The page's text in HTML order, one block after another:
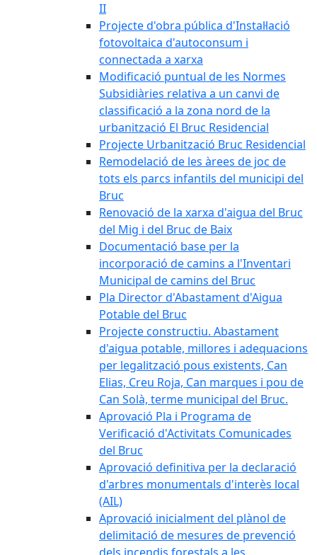
II
Projecte d'obra pública d'Instal·lació
fotovoltaica d'autoconsum i
connectada a xarxa
Modificació puntual de les Normes
Subsidiàries relativa a un canvi de
classificació a la zona nord de la
urbanització El Bruc Residencial
Projecte Urbanització Bruc Residencial
Remodelació de les àrees de joc de
tots els parcs infantils del municipi del
Bruc
Renovació de la xarxa d'aigua del Bruc
del Mig i del Bruc de Baix
Documentació base per la
incorporació de camins a l'Inventari
Municipal de camins del Bruc
Pla Director d'Abastament d'Aigua
Potable del Bruc
Projecte constructiu. Abastament
d'aigua potable, millores i adequacions
per legalització pous existents, Can
Elias, Creu Roja, Can marques i pou de
Can Solà, terme municipal del Bruc.
Aprovació Pla i Programa de
Verificació d'Activitats Comunicades
del Bruc
Aprovació definitiva per la declaració
d'arbres monumentals d'interès local
(AIL)
Aprovació inicialment del plànol de
delimitació de mesures de prevenció